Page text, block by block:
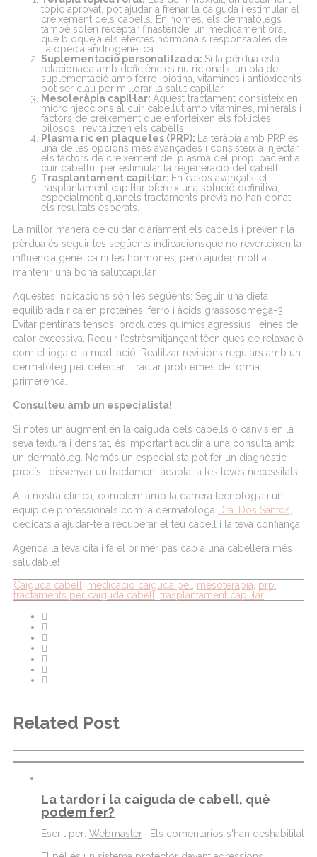
tòpic aprovat pot ajudar a frenar la caiguda i estimular el
creixement dels cabells . En homes els dermatòlegs
també solen receptar finasteride , un medicament oral
que bloqueja els efectes hormonals responsables de
‘alopècia androgenètica
Suplementació personalitzada: Si la pèrdua està
relacionada amb deficiències nutricionals , un pla de
suplementació amb ferro, biotina, vitamines i antioxidants
pot ser clau per millorar la salut capil·lar.
Mesoteràpia capil·lar: Aquest tractament consisteix en
microinjeccions al cuir cabellut amb vitamines minerals i
factors de creixement que enforteixen els fol·licles
pilosos i revitalitzen els cabells
Plasma ric en plaquetes (PRP): La teràpia amb PRP és
una de les opcions més avançades i consisteix a injectar
els factors de creixement del plasma del propi pacient al
cuir cabellut per estimular la regeneració del cabell
Trasplantament capil·lar: En casos avançats , el
trasplantament capil·lar ofereix una solució definitiva,
especialment quanels tractaments previs no han donat
els resultats esperats
La millor manera de cuidar diàriament els cabells i prevenir la
pèrdua és seguir les següents indicacionsque no reverteixen la
influència genètica ni les hormones, però ajuden molt a
mantenir una bona salutcapil·lar.
Aquestes indicacions són les següents: Seguir una dieta
equilibrada rica en proteïnes , ferro i àcids grassosomega-3.
Evitar pentinats tensos, productes químics agressius i eines de
calor excessiva Reduir l’estrèsmitjançant tècniques de relaxació
com el ioga o la meditació Realitzar revisions regulars amb un
dermatòleg per detectar i tractar problemes de forma
primerenca
Consulteu amb un especialista!
Si notes un augment en la caiguda dels cabells o canvis en la
seva textura i densitat és important acudir a una consulta amb
un dermatòleg Només un especialista pot fer un diagnòstic
precís i dissenyar un tractament adaptat a les teves necessitats
A la nostra clínica, comptem amb la darrera tecnologia i un
equip de professionals com la dermatòloga Dra. Dos Santos
dedicats a ajudar-te a recuperar el teu cabell i la teva confiança
Agenda la teva cita i fa el primer pas cap a una cabellera més
saludable!
Caiguda cabell
medicació caiguda pèl mesoterapia prp
tractaments per caiguda cabell
trasplantament capil·lar
Related Post
La tardor i la caiguda de cabell, què
podem fer?
Escrit per: Webmaster
Els comentarios s'han deshabilitat